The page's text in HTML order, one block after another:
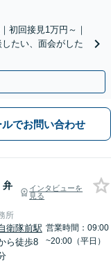
初回接見1万円～｜
たい、面会がした
ルでお問い合わせ
弁
インタビューを
見る
所
衛隊前駅
ら徒歩8
営業時間：09:00
~20:00（平日）